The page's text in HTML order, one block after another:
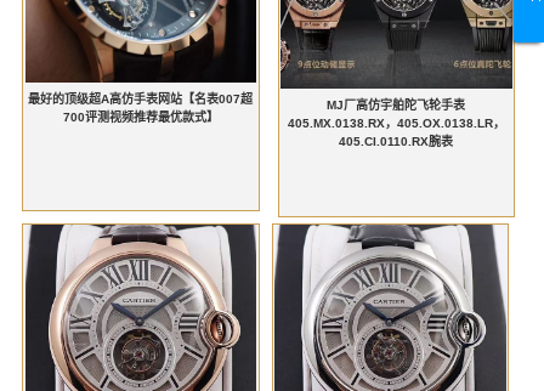
最好的顶级超A高仿手表网站【名表007超
700评测视频推荐最优款式】
MJ厂高仿宇舶陀飞轮手表
405.MX.0138.RX，405.OX.0138.LR，
405.CI.0110.RX腕表